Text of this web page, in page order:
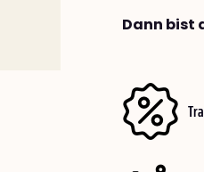
Dann bist